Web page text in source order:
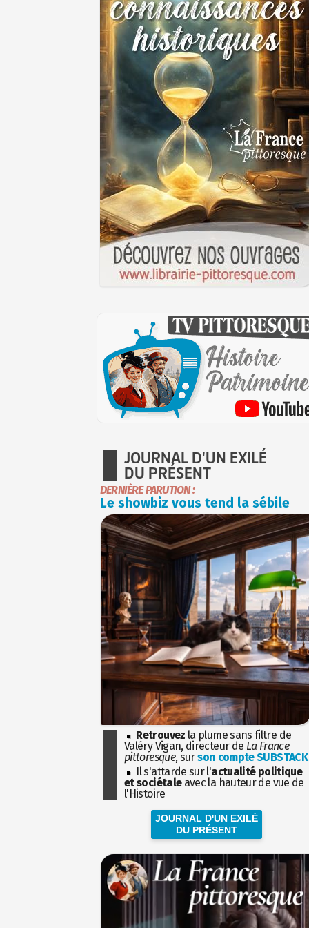
JOURNAL D'UN EXILÉ
DU PRÉSENT
DERNIÈRE PARUTION :
Le showbiz vous tend la sébile
Retrouvez la plume sans filtre de
Valéry Vigan, directeur de La France
pittoresque, surson compte SUBSTACK
Il s'attarde sur l'actualité politique
et sociétaleavec la hauteur de vue de
l'Histoire
JOURNAL D'UN EXILÉ
DU PRÉSENT